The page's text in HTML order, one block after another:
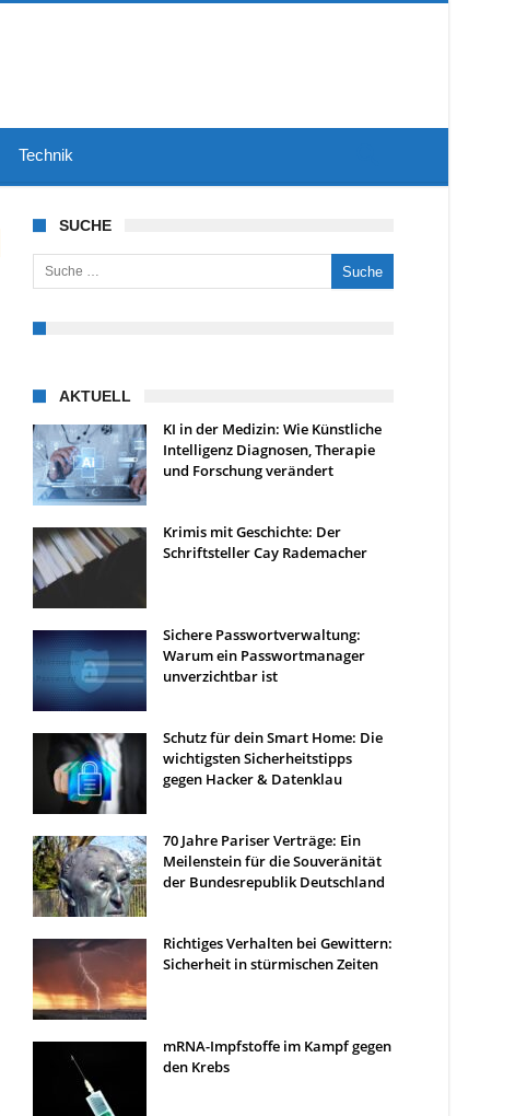
Technik
SUCHE
Suche nach:
AKTUELL
KI in der Medizin: Wie Künstliche
Intelligenz Diagnosen, Therapie
und Forschung verändert
Krimis mit Geschichte: Der
Schriftsteller Cay Rademacher
Sichere Passwortverwaltung:
Warum ein Passwortmanager
unverzichtbar ist
Schutz für dein Smart Home: Die
wichtigsten Sicherheitstipps
gegen Hacker & Datenklau
70 Jahre Pariser Verträge: Ein
Meilenstein für die Souveränität
der Bundesrepublik Deutschland
Richtiges Verhalten bei Gewittern:
Sicherheit in stürmischen Zeiten
mRNA-Impfstoffe im Kampf gegen
den Krebs